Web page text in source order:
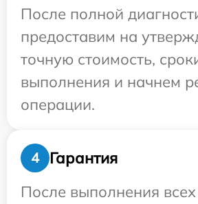
После полной
предоставим на
точную стоимость,
выполнения и начнем
операции.
4
Гарантия
После выполнения